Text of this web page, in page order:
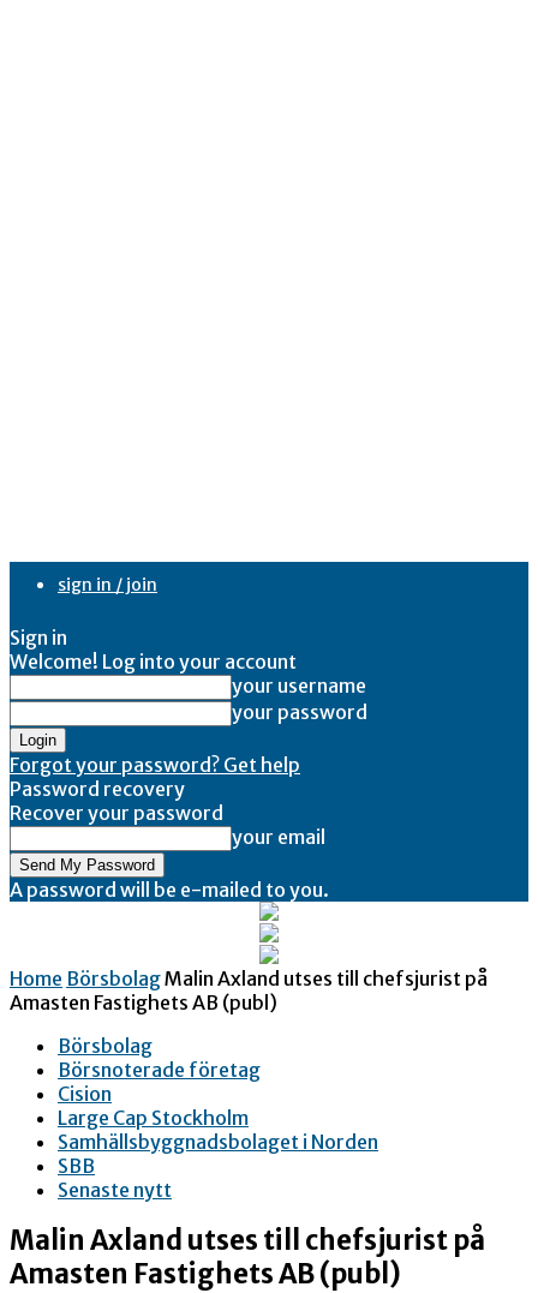
sign in / join
Sign in
Welcome! Log into your account
your username
your password
Forgot your password? Get help
Password recovery
Recover your password
your email
A password will be e-mailed to you.
Home BörsbolagMalin Axland utses till chefsjurist på
Amasten Fastighets AB (publ)
Börsbolag
Börsnoterade företag
Cision
Large Cap Stockholm
Samhällsbyggnadsbolaget i Norden
SBB
Senaste nytt
Malin Axland utses till chefsjurist på
Amasten Fastighets AB (publ)